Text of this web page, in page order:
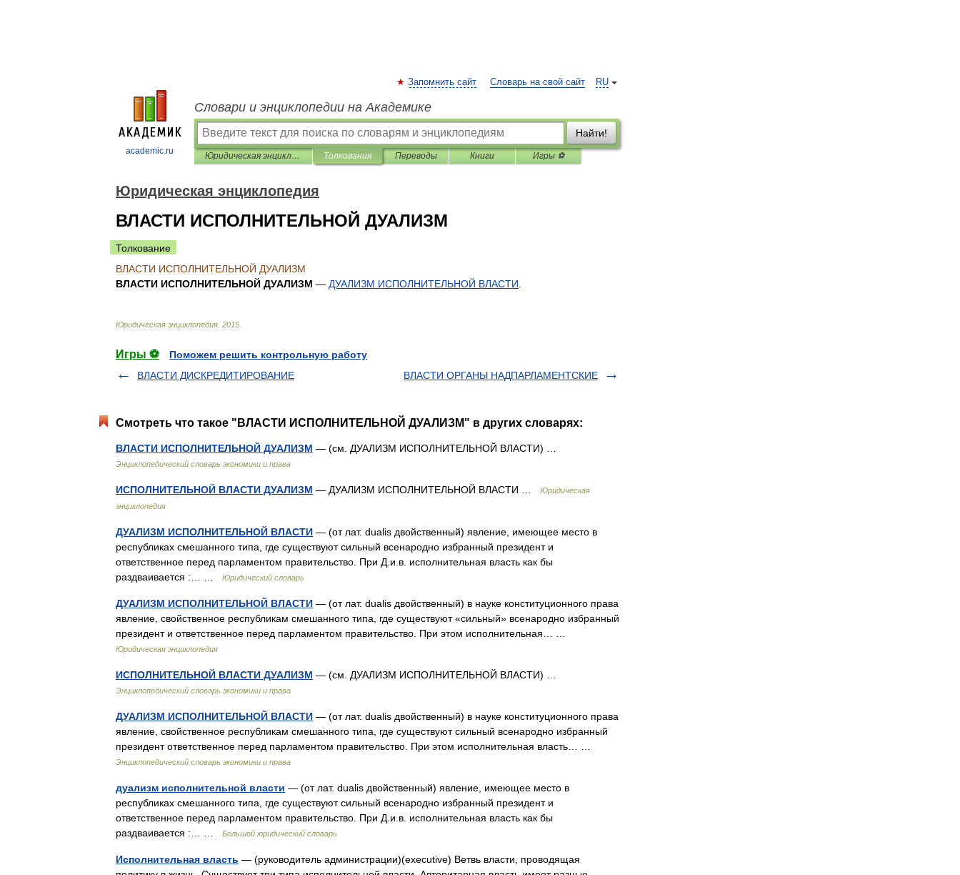
academic.ru
RU
Запомнить сайт Словарь на свой сайт
Словари и энциклопедии на Академике
Найти!
Юридическая энциклопедия Толкования Переводы Книги Игры ⚽
Юридическая энциклопедия
ВЛАСТИ ИСПОЛНИТЕЛЬНОЙ ДУАЛИЗМ
Толкование
ВЛАСТИ ИСПОЛНИТЕЛЬНОЙ ДУАЛИЗМ
ВЛАСТИ ИСПОЛНИТЕЛЬНОЙ ДУАЛИЗМ — ДУАЛИЗМ ИСПОЛНИТЕЛЬНОЙ ВЛАСТИ
Юридическая энциклопедия 2015
Игры ⚽
Поможем решить контрольную работу
ВЛАСТИ ДИСКРЕДИТИРОВАНИЕ
ВЛАСТИ ОРГАНЫ НАДПАРЛАМЕНТСКИЕ
Смотреть что такое "ВЛАСТИ ИСПОЛНИТЕЛЬНОЙ ДУАЛИЗМ" в других словарях:
ВЛАСТИ ИСПОЛНИТЕЛЬНОЙ ДУАЛИЗМ — (см. ДУАЛИЗМ ИСПОЛНИТЕЛЬНОЙ ВЛАСТИ) …
Энциклопедический словарь экономики и права
ИСПОЛНИТЕЛЬНОЙ ВЛАСТИ ДУАЛИЗМ — ДУАЛИЗМ ИСПОЛНИТЕЛЬНОЙ ВЛАСТИ …
Юридическая
энциклопедия
ДУАЛИЗМ ИСПОЛНИТЕЛЬНОЙ ВЛАСТИ — (от лат. dualis двойственный) явление, имеющее место в
республиках смешанного типа, где существуют сильный всенародно избранный президент и
ответственное перед парламентом правительство. При Д.и.в. исполнительная власть как бы
раздваивается :… …
Юридический словарь
ДУАЛИЗМ ИСПОЛНИТЕЛЬНОЙ ВЛАСТИ — (от лат. dualis двойственный) в науке конституционного права
явление, свойственное республикам смешанного типа, где существуют «сильный» всенародно избранный
президент и ответственное перед парламентом правительство. При этом исполнительная… …
Юридическая энциклопедия
ИСПОЛНИТЕЛЬНОЙ ВЛАСТИ ДУАЛИЗМ — (см. ДУАЛИЗМ ИСПОЛНИТЕЛЬНОЙ ВЛАСТИ) …
Энциклопедический словарь экономики и права
ДУАЛИЗМ ИСПОЛНИТЕЛЬНОЙ ВЛАСТИ — (от лат. dualis двойственный) в науке конституционного права
явление, свойственное республикам смешанного типа, где существуют сильный всенародно избранный
президент ответственное перед парламентом правительство. При этом исполнительная власть… …
Энциклопедический словарь экономики и права
дуализм исполнительной власти — (от лат. dualis двойственный) явление, имеющее место в
республиках смешанного типа, где существуют сильный всенародно избранный президент и
ответственное перед парламентом правительство. При Д.и.в. исполнительная власть как бы
раздваивается :… …
Большой юридический словарь
Исполнительная власть — (руководитель администрации)(executive) Ветвь власти, проводящая